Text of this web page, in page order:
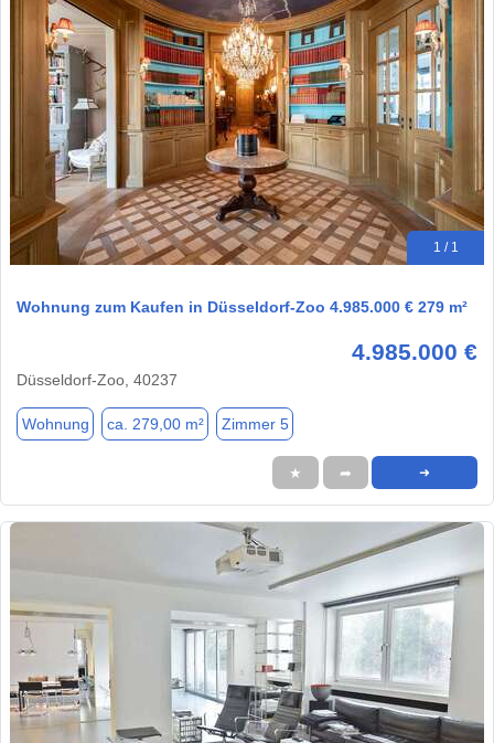
1 / 1
Wohnung zum Kaufen in Düsseldorf-Zoo 4.985.000 € 279 m²
4.985.000 €
Düsseldorf-Zoo, 40237
Wohnung ca. 279,00 m² Zimmer 5
★ ➦ ➜